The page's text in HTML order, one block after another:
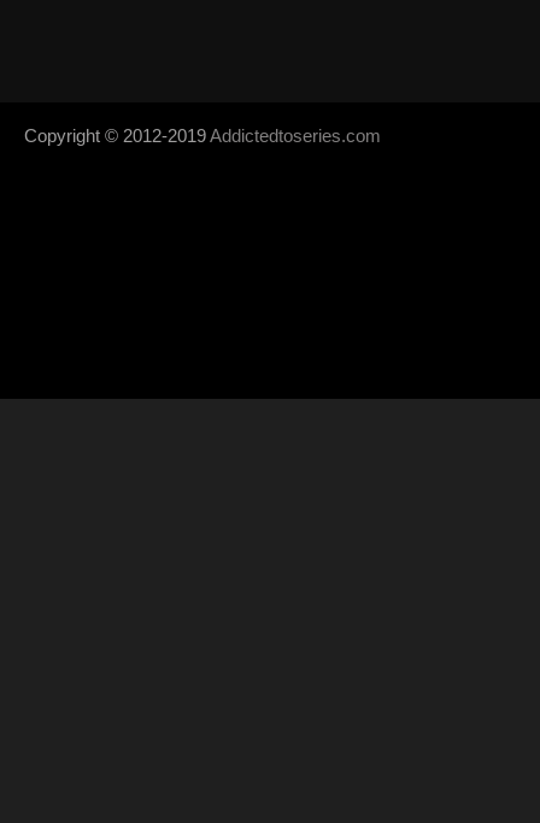
Copyright © 2012-2019Addictedtoseries.com